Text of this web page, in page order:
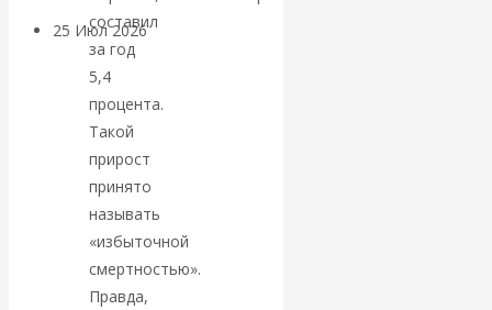
25 Июл 2026Комментарии,
интервью и беседы
«Об этом
молчат»:
экономист
Валентин
составил
за год
5,4
процента.
Такой
прирост
принято
называть
«избыточной
смертностью».
Правда,